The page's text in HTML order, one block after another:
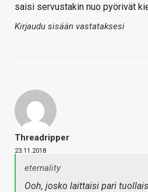
saisi servustakin nuo pyörivät
Kirjaudu sisään vastataksesi
Threadripper
23.11.2018
eternality
Ooh, josko laittaisi pari